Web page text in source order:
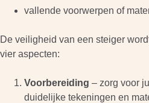
vallende voorwerpen of
De veiligheid van een steiger
vier aspecten:
Voorbereiding – zorg voor
duidelijke tekeningen en